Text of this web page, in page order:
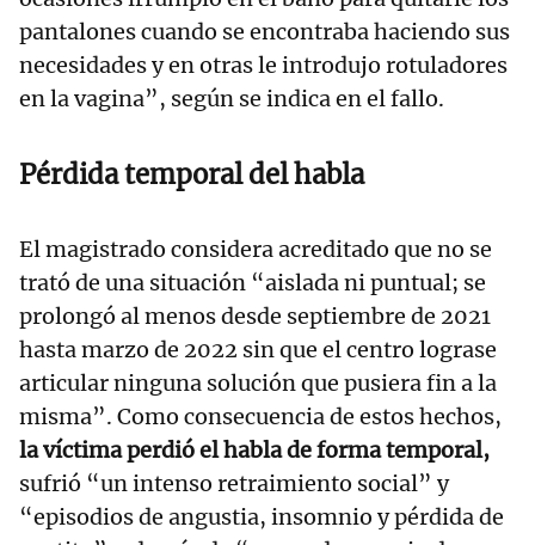
pantalones cuando se encontraba haciendo sus
necesidades y en otras le introdujo rotuladores
en la vagina”, según se indica en el fallo.
Pérdida temporal del habla
El magistrado considera acreditado que no se
trató de una situación “aislada ni puntual; se
prolongó al menos desde septiembre de 2021
hasta marzo de 2022 sin que el centro lograse
articular ninguna solución que pusiera fin a la
misma”. Como consecuencia de estos hechos,
la víctima perdió el habla de forma temporal,
sufrió “un intenso retraimiento social” y
“episodios de angustia, insomnio y pérdida de